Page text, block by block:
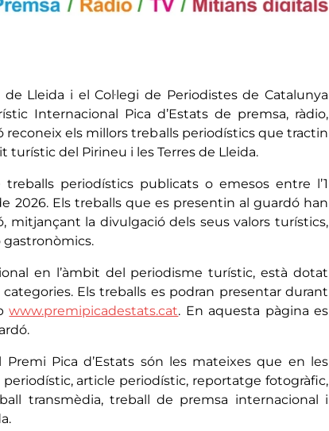
Lleida i el Col·legi de Periodistes de Catalunya
Internacional Pica d’Estats de premsa, ràdio,
els millors treballs periodístics que tractin
turístic del Pirineu i les Terres de Lleida.
periodístics publicats o emesos entre l’1
2026. Els treballs que es presentin al guardó han
mitjançant la divulgació dels seus valors turístics,
gastronòmics.
en l’àmbit del periodisme turístic, està dotat
Els treballs es podran presentar durant
www.premipicadestats.cat. En aquesta pàgina es
Premi Pica d’Estats són les mateixes que en les
article periodístic, reportatge fotogràfic,
transmèdia, treball de premsa internacional i